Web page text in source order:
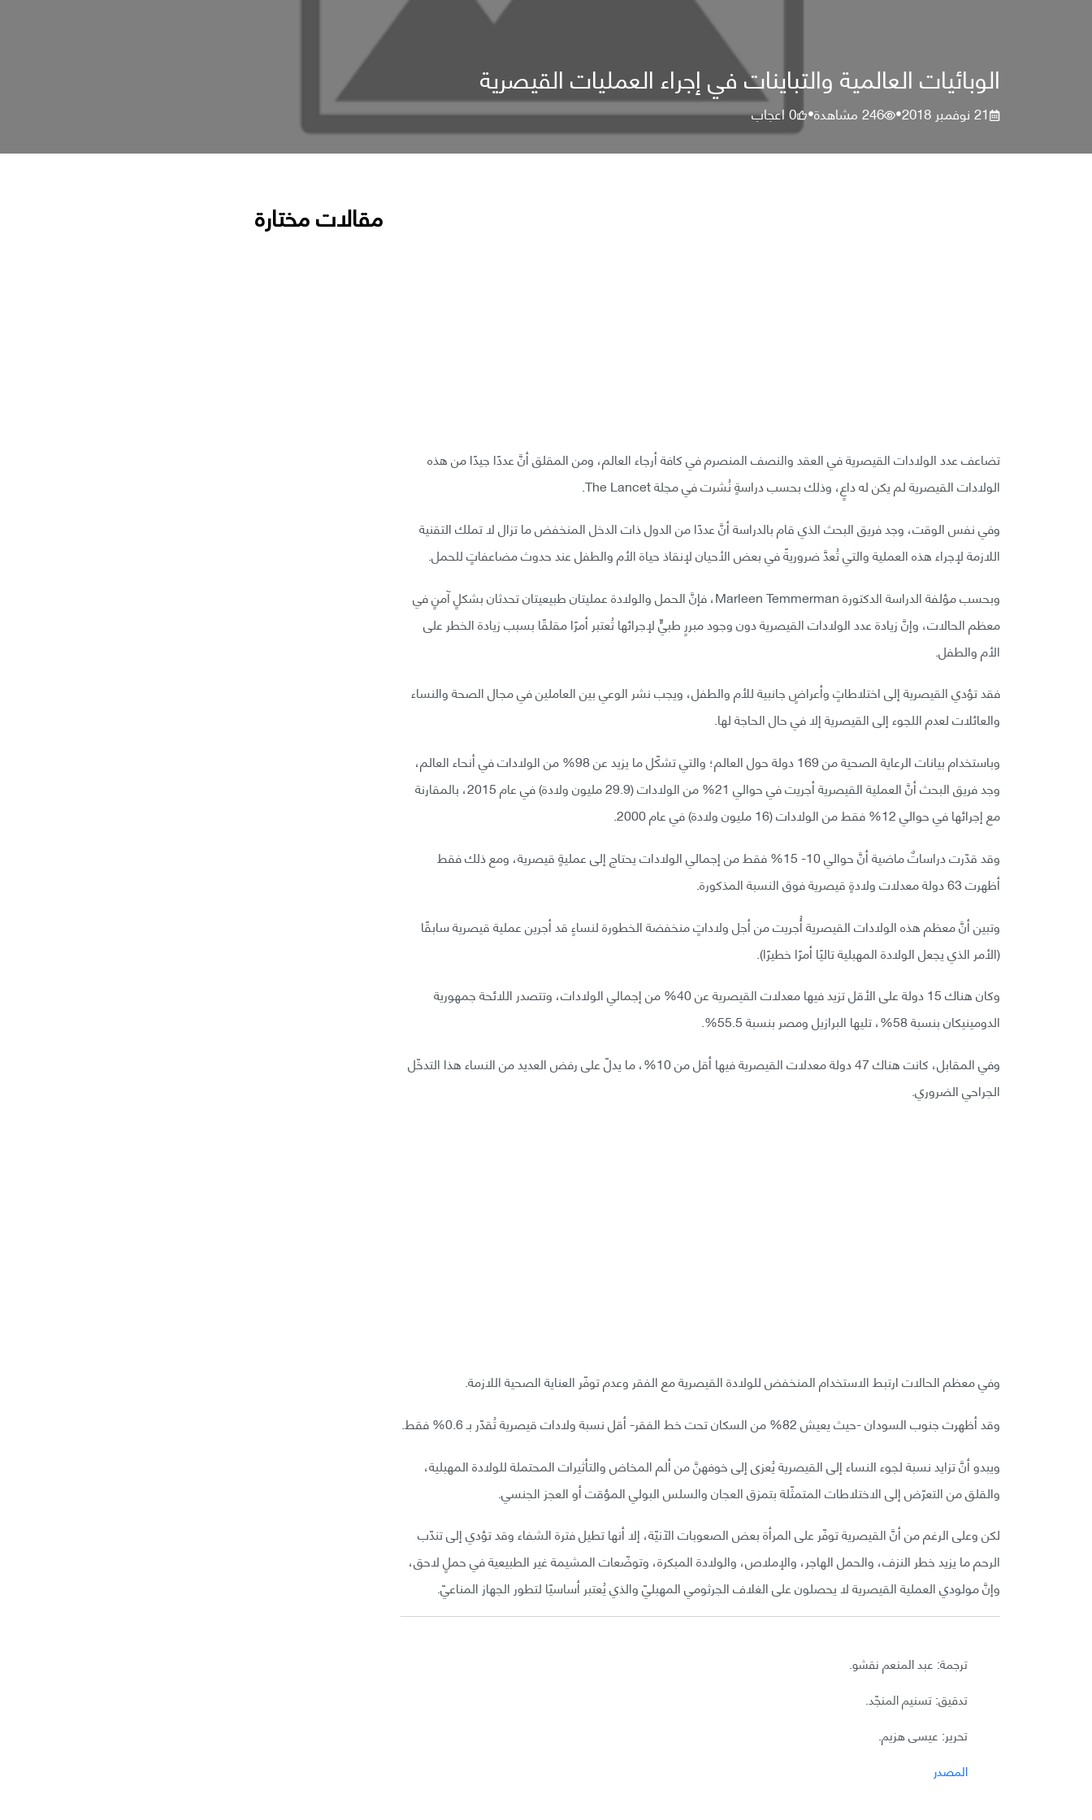
الوبائيات العالمية والتباينات في إجراء العمليات القيصرية
21 نوفمبر 2018 •
246مشاهدة•
0اعجاب
تضاعف عدد الولادات القيصرية في العقد والنصف المنصرم في كافة أرجاء العالم، ومن المقلق أنَّ عددًا جيدًا من هذه
الولادات القيصرية لم يكن له داعٍ، وذلك بحسب دراسةٍ نُشرت في مجلة The Lancet.
وفي نفس الوقت، وجد فريق البحث الذي قام بالدراسة أنَّ عددًا من الدول ذات الدخل المنخفض ما تزال لا تملك التقنية
اللازمة لإجراء هذه العملية والتي تُعدَّ ضروريةً في بعض الأحيان لإنقاذ حياة الأم والطفل عند حدوث مضاعفاتٍ للحمل.
وبحسب مؤلفة الدراسة الدكتورة Marleen Temmerman، فإنَّ الحمل والولادة عمليتان طبيعيتان تحدثان بشكلٍ آمنٍ في
معظم الحالات، وإنَّ زيادة عدد الولادات القيصرية دون وجود مبررٍ طبيٍّ لإجرائها تُعتبر أمرًا مقلقًا بسبب زيادة الخطر على
الأم والطفل.
فقد تؤدي القيصرية إلى اختلاطاتٍ وأعراضٍ جانبية للأم والطفل، ويجب نشر الوعي بين العاملين في مجال الصحة والنساء
والعائلات لعدم اللجوء إلى القيصرية إلا في حال الحاجة لها.
وباستخدام بيانات الرعاية الصحية من 169 دولة حول العالم؛ والتي تشكّل ما يزيد عن 98% من الولادات في أنحاء العالم،
وجد فريق البحث أنَّ العملية القيصرية أجريت في حوالي 21% من الولادات (29.9 مليون ولادة) في عام 2015، بالمقارنة
مع إجرائها في حوالي 12% فقط من الولادات (16 مليون ولادة) في عام 2000.
وقد قدّرت دراساتٌ ماضية أنَّ حوالي 10- 15% فقط من إجمالي الولادات يحتاج إلى عمليةٍ قيصرية، ومع ذلك فقط
أظهرت 63 دولة معدلات ولادةٍ قيصرية فوق النسبة المذكورة.
وتبين أنَّ معظم هذه الولادات القيصرية أُجريت من أجل ولاداتٍ منخفضة الخطورة لنساءٍ قد أجرين عملية قيصرية سابقًا
(الأمر الذي يجعل الولادة المهبلية تاليًا أمرًا خطيرًا).
وكان هناك 15 دولة على الأقل تزيد فيها معدلات القيصرية عن 40% من إجمالي الولادات، وتتصدر اللائحة جمهورية
الدومينيكان بنسبة 58%، تليها البرازيل ومصر بنسبة 55.5%.
وفي المقابل، كانت هناك 47 دولة معدلات القيصرية فيها أقل من 10%، ما يدلّ على رفض العديد من النساء هذا التدخّل
الجراحي الضروري.
وفي معظم الحالات ارتبط الاستخدام المنخفض للولادة القيصرية مع الفقر وعدم توفّر العناية الصحية اللازمة.
وقد أظهرت جنوب السودان -حيث يعيش 82% من السكان تحت خط الفقر- أقل نسبة ولادات قيصرية تُقدّر بـ 0.6% فقط.
ويبدو أنَّ تزايد نسبة لجوء النساء إلى القيصرية يُعزى إلى خوفهنَّ من ألم المخاض والتأثيرات المحتملة للولادة المهبلية،
والقلق من التعرّض إلى الاختلاطات المتمثّلة بتمزق العجان والسلس البولي المؤقت أو العجز الجنسي.
لكن وعلى الرغم من أنَّ القيصرية توفّر على المرأة بعض الصعوبات الآنيّة، إلا أنها تطيل فترة الشفاء وقد تؤدي إلى تندّب
الرحم ما يزيد خطر النزف، والحمل الهاجر، والإملاص، والولادة المبكرة، وتوضّعات المشيمة غير الطبيعية في حملٍ لاحق،
وإنَّ مولودي العملية القيصرية لا يحصلون على الغلاف الجرثومي المهبليّ والذي يُعتبر أساسيًا لتطور الجهاز المناعيّ.
ترجمة: عبد المنعم نقشو.
تدقيق: تسنيم المنجّد.
تحرير: عيسى هزيم.
المصدر
مقالات مختارة